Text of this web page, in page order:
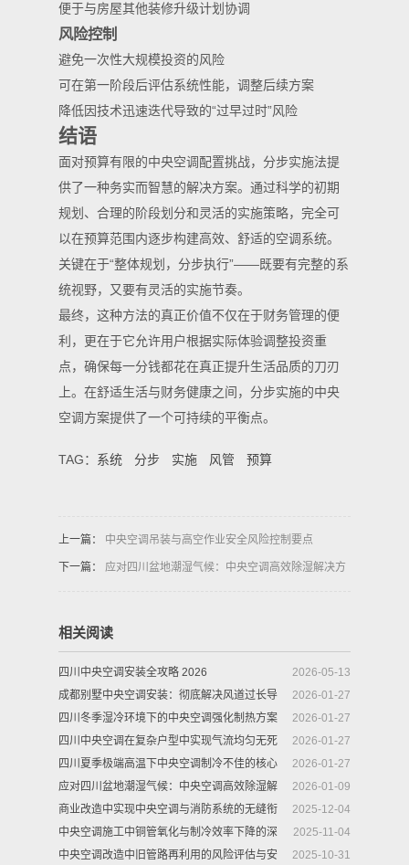
便于与房屋其他装修升级计划协调
风险控制
避免一次性大规模投资的风险
可在第一阶段后评估系统性能，调整后续方案
降低因技术迅速迭代导致的“过早过时”风险
结语
面对预算有限的中央空调配置挑战，分步实施法提
供了一种务实而智慧的解决方案。通过科学的初期
规划、合理的阶段划分和灵活的实施策略，完全可
以在预算范围内逐步构建高效、舒适的空调系统。
关键在于“整体规划，分步执行”——既要有完整的系
统视野，又要有灵活的实施节奏。
最终，这种方法的真正价值不仅在于财务管理的便
利，更在于它允许用户根据实际体验调整投资重
点，确保每一分钱都花在真正提升生活品质的刀刃
上。在舒适生活与财务健康之间，分步实施的中央
空调方案提供了一个可持续的平衡点。
TAG： 系统 分步 实施 风管 预算
上一篇： 中央空调吊装与高空作业安全风险控制要点
下一篇： 应对四川盆地潮湿气候：中央空调高效除湿解决方
相关阅读
2026-05-13
四川中央空调安装全攻略 2026
2026-01-27
成都别墅中央空调安装：彻底解决风道过长导
致的末端房间效果差的专业方案
2026-01-27
四川冬季湿冷环境下的中央空调强化制热方案
2026-01-27
四川中央空调在复杂户型中实现气流均匀无死
角的解决方案
2026-01-27
四川夏季极端高温下中央空调制冷不佳的核心
解决方案
2026-01-09
应对四川盆地潮湿气候：中央空调高效除湿解
决方案
2025-12-04
商业改造中实现中央空调与消防系统的无缝衔
接
2025-11-04
中央空调施工中铜管氧化与制冷效率下降的深
度分析与防治策略
2025-10-31
中央空调改造中旧管路再利用的风险评估与安